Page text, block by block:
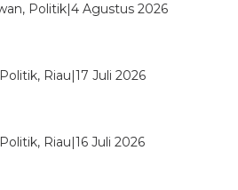
Politik|4 Agustus 2026
Riau|17 Juli 2026
Riau|16 Juli 2026